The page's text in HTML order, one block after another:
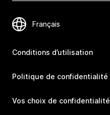
Conditions d’utilisation
Politique de confidentialité
Vos choix de confidentialité